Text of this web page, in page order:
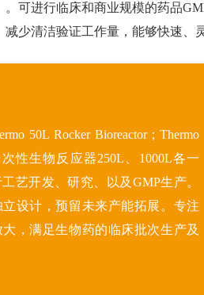
可进行临床和商业规模的药品
减少清洁验证工作量，能够快速、
50L Rocker Bioreactor；Thermo
次性生物反应器250L、1000L各一
艺开发、研究、以及GMP生产。
设计，预留未来产能拓展。专注
，满足生物药的临床批次生产及